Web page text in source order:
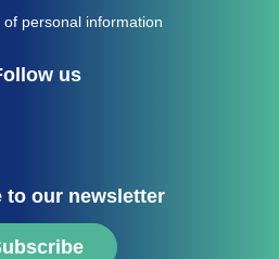
personal information
us
to our newsletter